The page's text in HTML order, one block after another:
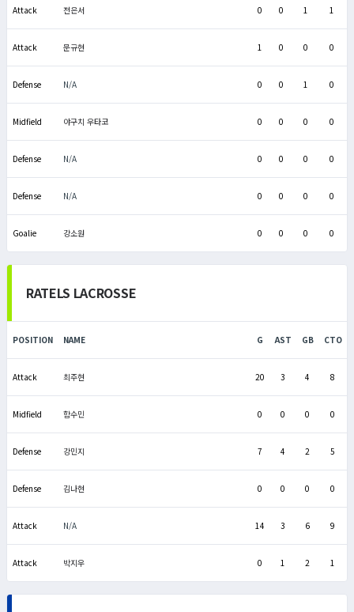
Attack 전은서 0 0 1 1
Attack 문규현 1 0 0 0
Defense N/A 0 0 1 0
Midfield 야구치 우타코 0 0 0 0
Defense N/A 0 0 0 0
Defense N/A 0 0 0 0
Goalie 강소원 0 0 0 0
RATELS LACROSSE
POSITION NAME G AST GB CTO
Attack 최주현 20 3 4 8
Midfield 함수민 0 0 0 0
Defense 강민지 7 4 2 5
Defense 김나현 0 0 0 0
Attack N/A 14 3 6 9
Attack 박지우 0 1 2 1